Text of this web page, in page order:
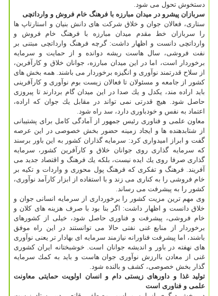
دستخوش تحول می شود.
سربازان پیشرو در میدان مبارزه با فرهنگ خام فروش و وارداتچی
ستاری، فعالان جوان و خلاق شركت های دانش بنیان و استارتاپ ها
را سربازان خط مقدم میدان مبارزه با فرهنگ خام فروش و
وارداتچی دانست و اظهار داشت: گرچه فرهنگ وارداتچی مبتنی بر
نفت فروشی، سال هاست ریشه دوانده و از حمایت و سرمایه
برخوردار است، اما در این میدان مبارزه، جوانان خلاق و كارآفرین،
از سلاح قدرتمند نوآوری و انگیزه برخوردار می باشند. همه بخش های
كشور از جامعه و مسئولان تا فعالان زیست بوم نوآوری و كارآفرینی
باید اراده مند، یكدل و یك صدا در این میدان گام بردارند تا پیروزی
حاصل شود. هیچ قدرتی نمی تواند در مقابل یك جوان كه اراده،
اعتماد به نفس و خودباوری دارد، سد راه شود.
معاون علمی و فناوری رئیس جمهور از آمادگی كامل برای پشتیبانی
از شتابدهنده ها و ایجاد زمینه حضور بخش خصوصی در این عرصه
گفت و ابراز امیدواری كرد: سرمایه گذاران كشور به این باور برسند
كه سرمایه گذاری روی جوانان خلاق و كارآفرین كشور، سرمایه
گذاری صرفا روی یك ایده نیست، بلكه یك فرهنگ و اقتصاد جدید می
آفریند. فرهنگ و تفكری كه فرهنگ پول محوری و واردات و تكیه بر
خام فروشی را به كناری می زند و با استفاده از ابزار كارآمد نوآوری،
كشور را به پیشرفت می رساند.
وی مهم ترین مزیت كشور را برخورداری از سرمایه انسانی جوان و
خلاق دانست و اظهار داشت: اگر بنا بود با صرف هزینه های كلان و
خام فروشی، پیشرفت و فناوری حاصل شود، خیلی از كشورهای
برخوردار از منابع غنی نفتی حالا می توانستند در این راه موفق
باشند، اما پیشرفت فناورانه نیازمند سرمایه ای بهادار تر یعنی نوآوری
های نهفته در باور و اندیشه جوانان است. خوشبختانه ایران كشوری
غنی از معادن باارزش نوآوری جوان هاست و باید به كمك سرمایه
گذار بخش خصوصی، كشف و بالنده شود.
تولید غذا و داورهای زیستی دام و انسان اولویت حمایتی معاونت
علمی و فناوری است